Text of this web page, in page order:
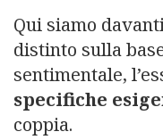
Qui siamo
distinto sulla
sentimentale,
specifiche
coppia.